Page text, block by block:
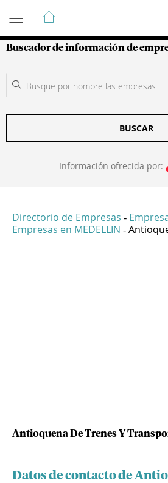
Guía de Empresas
Buscador de información de
BUSCAR
Información ofrecida por:
Directorio de Empresas -
Empresas en MEDELLIN -
Antioquena De Trenes Y
Datos de contacto de